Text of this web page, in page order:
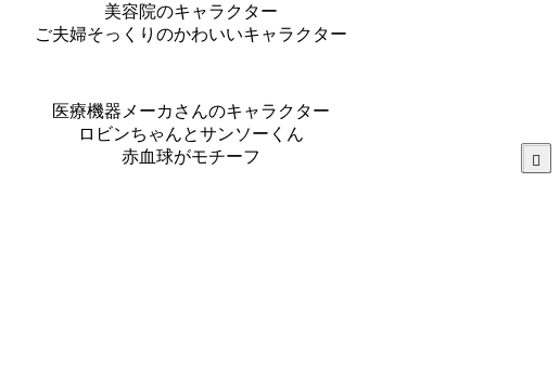
美容院のキャラクター
ご夫婦そっくりのかわいいキャラクター
医療機器メーカさんのキャラクター
ロビンちゃんとサンソーくん
赤血球がモチーフ